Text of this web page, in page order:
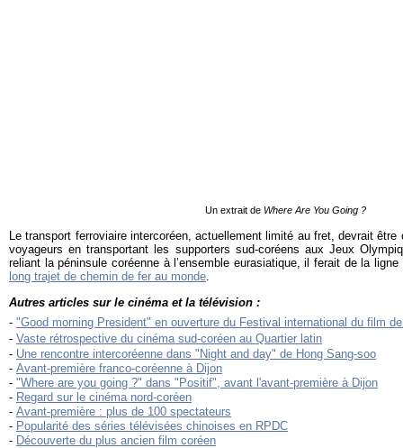
Un extrait de Where Are You Going ?
Le transport ferroviaire intercoréen, actuellement limité au fret, devrait
voyageurs en transportant les supporters sud-coréens aux Jeux
reliant la péninsule coréenne à l’ensemble eurasiatique, il ferait de la
long trajet de chemin de fer au monde
Autres articles sur le cinéma et la télévision :
- "Good morning President" en ouverture du Festival international du film
- Vaste rétrospective du cinéma sud-coréen au Quartier latin
- Une rencontre intercoréenne dans "Night and day" de Hong Sang-soo
- Avant-première franco-coréenne à Dijon
- "Where are you going ?" dans "Positif", avant l'avant-première à Dijon
- Regard sur le cinéma nord-coréen
- Avant-première : plus de 100 spectateurs
- Popularité des séries télévisées chinoises en RPDC
- Découverte du plus ancien film coréen